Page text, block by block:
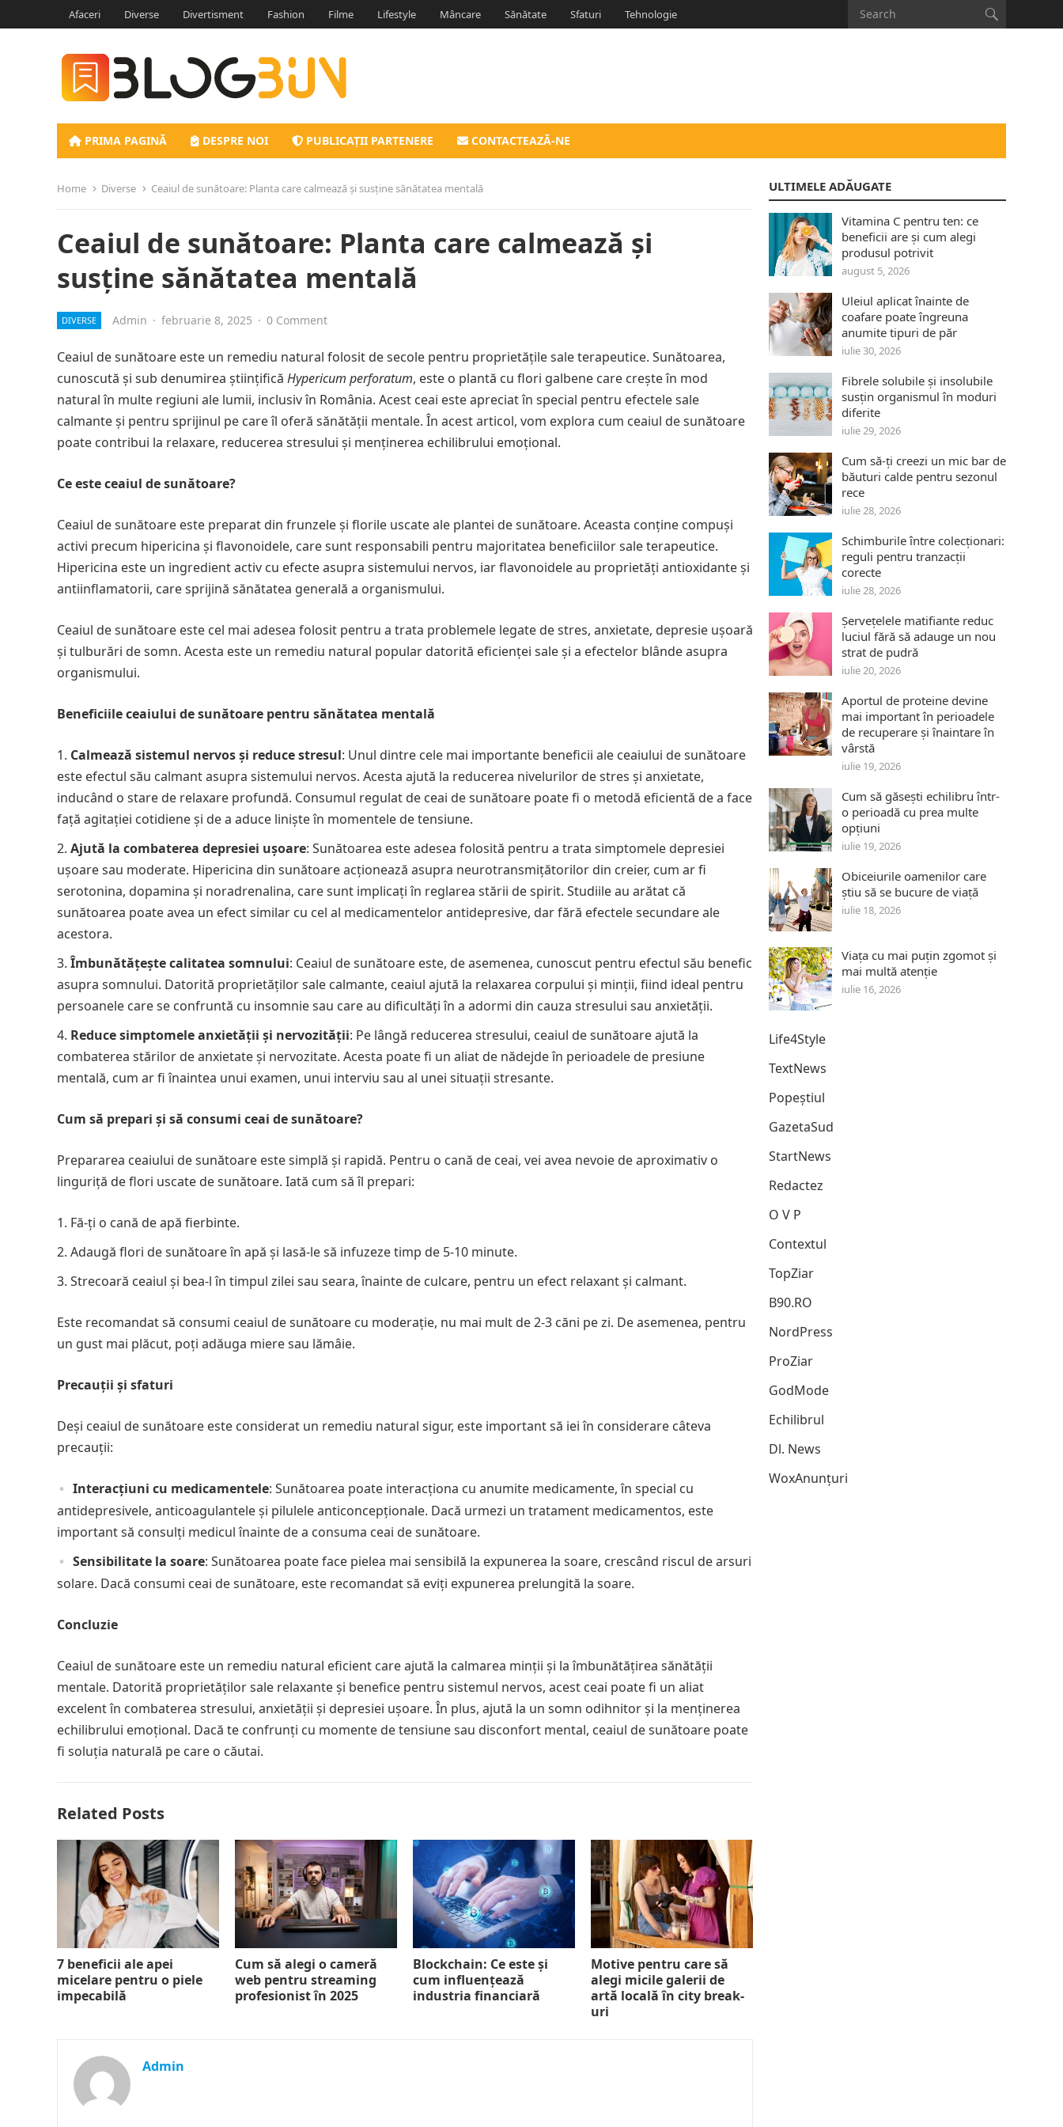
Afaceri Diverse Divertisment Fashion Filme Lifestyle Mâncare Sănătate Sfaturi Tehnologie
PRIMA PAGINĂ DESPRE NOI PUBLICAȚII PARTENERE CONTACTEAZĂ-NE
Home Diverse Ceaiul de sunătoare: Planta care calmează și susține sănătatea mentală
Ceaiul de sunătoare: Planta care calmează și
susține sănătatea mentală
DIVERSE Admin · februarie 8, 2025 · 0 Comment
Ceaiul de sunătoare este un remediu natural folosit de secole pentru proprietățile sale terapeutice. Sunătoarea,
cunoscută și sub denumirea științifică Hypericum perforatum, este o plantă cu flori galbene care crește în mod
natural în multe regiuni ale lumii, inclusiv în România. Acest ceai este apreciat în special pentru efectele sale
calmante și pentru sprijinul pe care îl oferă sănătății mentale. În acest articol, vom explora cum ceaiul de sunătoare
poate contribui la relaxare, reducerea stresului și menținerea echilibrului emoțional.
Ce este ceaiul de sunătoare?
Ceaiul de sunătoare este preparat din frunzele și florile uscate ale plantei de sunătoare. Aceasta conține compuși
activi precum hipericina și flavonoidele, care sunt responsabili pentru majoritatea beneficiilor sale terapeutice.
Hipericina este un ingredient activ cu efecte asupra sistemului nervos, iar flavonoidele au proprietăți antioxidante și
antiinflamatorii, care sprijină sănătatea generală a organismului.
Ceaiul de sunătoare este cel mai adesea folosit pentru a trata problemele legate de stres, anxietate, depresie ușoară
și tulburări de somn. Acesta este un remediu natural popular datorită eficienței sale și a efectelor blânde asupra
organismului.
Beneficiile ceaiului de sunătoare pentru sănătatea mentală
Calmează sistemul nervos și reduce stresul: Unul dintre cele mai importante beneficii ale ceaiului de sunătoare
este efectul său calmant asupra sistemului nervos. Acesta ajută la reducerea nivelurilor de stres și anxietate,
inducând o stare de relaxare profundă. Consumul regulat de ceai de sunătoare poate fi o metodă eficientă de a face
față agitației cotidiene și de a aduce liniște în momentele de tensiune.
Ajută la combaterea depresiei ușoare: Sunătoarea este adesea folosită pentru a trata simptomele depresiei
ușoare sau moderate. Hipericina din sunătoare acționează asupra neurotransmițătorilor din creier, cum ar fi
serotonina, dopamina și noradrenalina, care sunt implicați în reglarea stării de spirit. Studiile au arătat că
sunătoarea poate avea un efect similar cu cel al medicamentelor antidepresive, dar fără efectele secundare ale
acestora.
Îmbunătățește calitatea somnului: Ceaiul de sunătoare este, de asemenea, cunoscut pentru efectul său benefic
asupra somnului. Datorită proprietăților sale calmante, ceaiul ajută la relaxarea corpului și minții, fiind ideal pentru
persoanele care se confruntă cu insomnie sau care au dificultăți în a adormi din cauza stresului sau anxietății.
Reduce simptomele anxietății și nervozității: Pe lângă reducerea stresului, ceaiul de sunătoare ajută la
combaterea stărilor de anxietate și nervozitate. Acesta poate fi un aliat de nădejde în perioadele de presiune
mentală, cum ar fi înaintea unui examen, unui interviu sau al unei situații stresante.
Cum să prepari și să consumi ceai de sunătoare?
Prepararea ceaiului de sunătoare este simplă și rapidă. Pentru o cană de ceai, vei avea nevoie de aproximativ o
linguriță de flori uscate de sunătoare. Iată cum să îl prepari:
Fă-ți o cană de apă fierbinte.
Adaugă flori de sunătoare în apă și lasă-le să infuzeze timp de 5-10 minute.
Strecoară ceaiul și bea-l în timpul zilei sau seara, înainte de culcare, pentru un efect relaxant și calmant.
Este recomandat să consumi ceaiul de sunătoare cu moderație, nu mai mult de 2-3 căni pe zi. De asemenea, pentru
un gust mai plăcut, poți adăuga miere sau lămâie.
Precauții și sfaturi
Deși ceaiul de sunătoare este considerat un remediu natural sigur, este important să iei în considerare câteva
precauții:
Interacțiuni cu medicamentele: Sunătoarea poate interacționa cu anumite medicamente, în special cu
antidepresivele, anticoagulantele și pilulele anticoncepționale. Dacă urmezi un tratament medicamentos, este
important să consulți medicul înainte de a consuma ceai de sunătoare.
Sensibilitate la soare: Sunătoarea poate face pielea mai sensibilă la expunerea la soare, crescând riscul de arsuri
solare. Dacă consumi ceai de sunătoare, este recomandat să eviți expunerea prelungită la soare.
Concluzie
Ceaiul de sunătoare este un remediu natural eficient care ajută la calmarea minții și la îmbunătățirea sănătății
mentale. Datorită proprietăților sale relaxante și benefice pentru sistemul nervos, acest ceai poate fi un aliat
excelent în combaterea stresului, anxietății și depresiei ușoare. În plus, ajută la un somn odihnitor și la menținerea
echilibrului emoțional. Dacă te confrunți cu momente de tensiune sau disconfort mental, ceaiul de sunătoare poate
fi soluția naturală pe care o căutai.
Related Posts
7 beneficii ale apei
micelare pentru o piele
impecabilă
Cum să alegi o cameră
web pentru streaming
profesionist în 2025
Blockchain: Ce este și
cum influențează
industria financiară
Motive pentru care să
alegi micile galerii de
artă locală în city break-
uri
Admin
ULTIMELE ADĂUGATE
Vitamina C pentru ten: ce
beneficii are și cum alegi
produsul potrivit
august 5, 2026
Uleiul aplicat înainte de
coafare poate îngreuna
anumite tipuri de păr
iulie 30, 2026
Fibrele solubile și insolubile
susțin organismul în moduri
diferite
iulie 29, 2026
Cum să-ți creezi un mic bar de
băuturi calde pentru sezonul
rece
iulie 28, 2026
Schimburile între colecționari:
reguli pentru tranzacții
corecte
iulie 28, 2026
Șervețelele matifiante reduc
luciul fără să adauge un nou
strat de pudră
iulie 20, 2026
Aportul de proteine devine
mai important în perioadele
de recuperare și înaintare în
vârstă
iulie 19, 2026
Cum să găsești echilibru într-
o perioadă cu prea multe
opțiuni
iulie 19, 2026
Obiceiurile oamenilor care
știu să se bucure de viață
iulie 18, 2026
Viața cu mai puțin zgomot și
mai multă atenție
iulie 16, 2026
Life4Style
TextNews
Popeștiul
GazetaSud
StartNews
Redactez
O V P
Contextul
TopZiar
B90.RO
NordPress
ProZiar
GodMode
Echilibrul
Dl. News
WoxAnunțuri